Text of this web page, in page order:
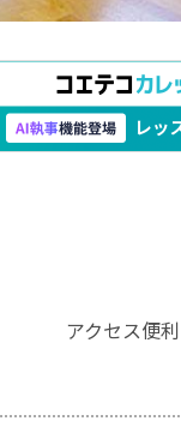
アクセス便